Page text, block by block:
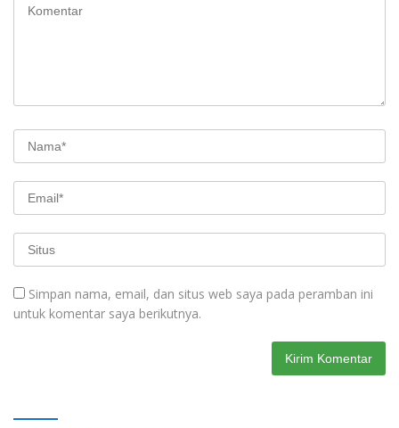
Simpan nama, email, dan situs web saya pada peramban ini
untuk komentar saya berikutnya.